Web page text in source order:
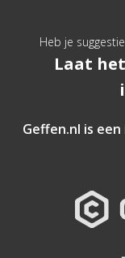
Heb je
Laat
Geffen.nl is